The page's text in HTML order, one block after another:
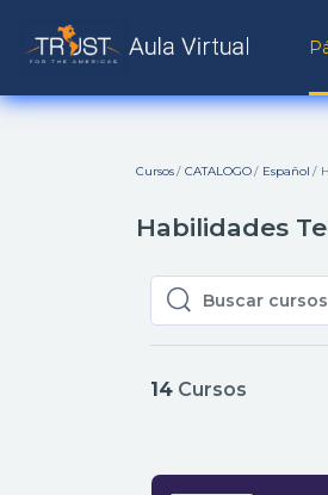
Cursos CATALOGO Español
Habilidades
Buscar cursos
Buscar cursos
14 Cursos